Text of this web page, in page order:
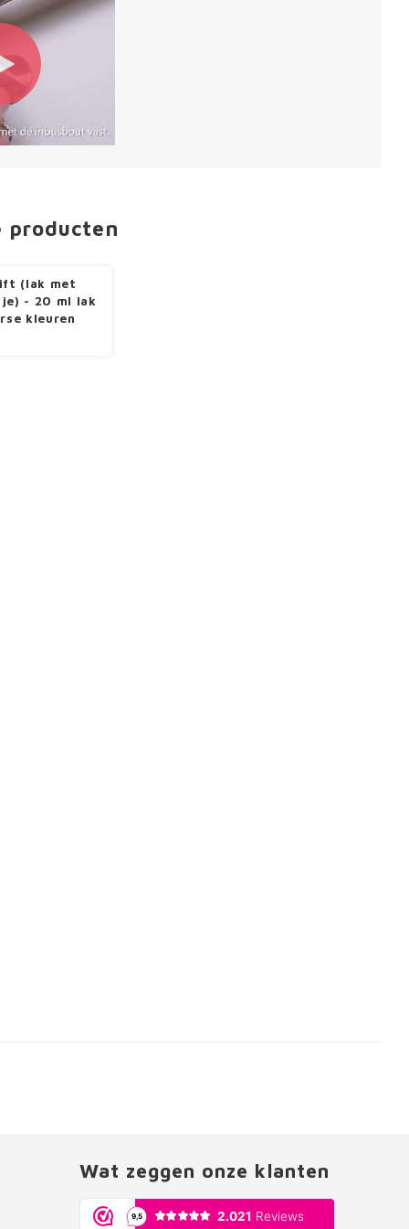
producten
(lak met
- 20 ml lak
kleuren
Wat zeggen onze klanten